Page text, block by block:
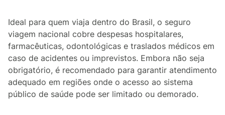
Ideal para quem viaja dentro do Brasil, o seguro
viagem nacional cobre despesas hospitalares,
farmacêuticas, odontológicas e traslados médicos em
caso de acidentes ou imprevistos. Embora não seja
obrigatório, é recomendado para garantir atendimento
adequado em regiões onde o acesso ao sistema
público de saúde pode ser limitado ou demorado.